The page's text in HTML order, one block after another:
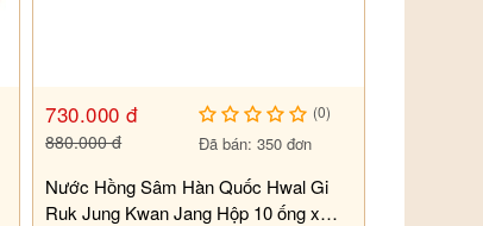
730.000 đ
880.000 đ
(0)
Đã bán: 350 đơn
Nước Hồng Sâm Hàn Quốc Hwal Gi
Ruk Jung Kwan Jang Hộp 10 ống x